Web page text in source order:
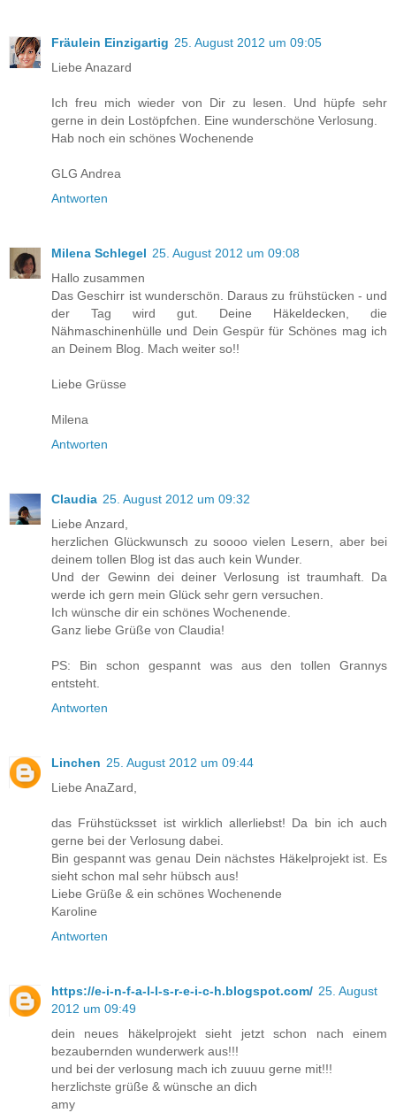
Fräulein Einzigartig 25. August 2012 um 09:05
Liebe Anazard
Ich freu mich wieder von Dir zu lesen. Und hüpfe sehr
gerne in dein Lostöpfchen. Eine wunderschöne Verlosung.
Hab noch ein schönes Wochenende
GLG Andrea
Antworten
Milena Schlegel 25. August 2012 um 09:08
Hallo zusammen
Das Geschirr ist wunderschön. Daraus zu frühstücken - und
der Tag wird gut. Deine Häkeldecken, die
Nähmaschinenhülle und Dein Gespür für Schönes mag ich
an Deinem Blog. Mach weiter so!!
Liebe Grüsse
Milena
Antworten
Claudia 25. August 2012 um 09:32
Liebe Anzard,
herzlichen Glückwunsch zu soooo vielen Lesern, aber bei
deinem tollen Blog ist das auch kein Wunder.
Und der Gewinn dei deiner Verlosung ist traumhaft. Da
werde ich gern mein Glück sehr gern versuchen.
Ich wünsche dir ein schönes Wochenende.
Ganz liebe Grüße von Claudia!
PS: Bin schon gespannt was aus den tollen Grannys
entsteht.
Antworten
Linchen 25. August 2012 um 09:44
Liebe AnaZard,
das Frühstücksset ist wirklich allerliebst! Da bin ich auch
gerne bei der Verlosung dabei.
Bin gespannt was genau Dein nächstes Häkelprojekt ist. Es
sieht schon mal sehr hübsch aus!
Liebe Grüße & ein schönes Wochenende
Karoline
Antworten
https://e-i-n-f-a-l-l-s-r-e-i-c-h.blogspot.com/ 25. August
2012 um 09:49
dein neues häkelprojekt sieht jetzt schon nach einem
bezaubernden wunderwerk aus!!!
und bei der verlosung mach ich zuuuu gerne mit!!!
herzlichste grüße & wünsche an dich
amy